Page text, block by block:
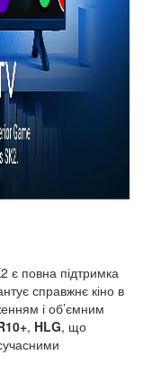
є повна підтримка
справжнє кіно в
і об’ємним
, HLG, що